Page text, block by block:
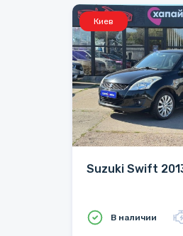
Киев
Suzuki Swift
В наличии